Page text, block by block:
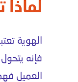
الهوية
فإنه
العميل